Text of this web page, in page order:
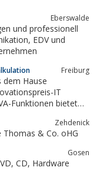
Eberswalde
und professionell
und
Unternehmen
Freiburg
dem Hause
IT
Funktionen bietet
der AVA sind
Word...
Zehdenick
& Co. oHG
Gosen
Ihr Fachgeschäft im Internet.Computer, DVD, CD, Hardware